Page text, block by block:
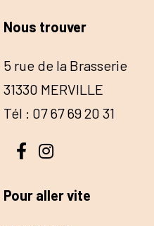
Nous trouver
5 rue de la Brasserie
31330 MERVILLE
Tél : 07 67 69 20 31
Pour aller vite